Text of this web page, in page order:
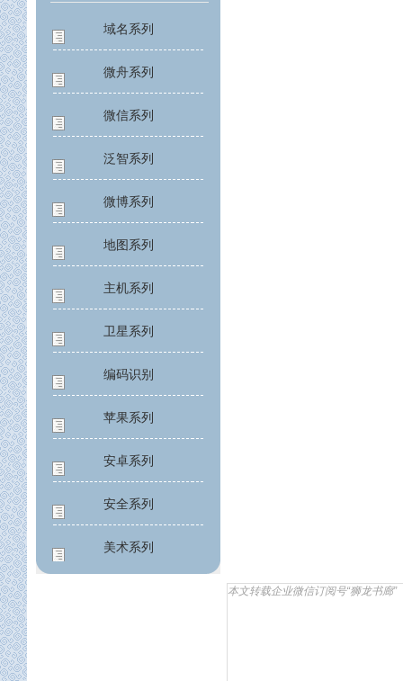
域名系列
微舟系列
微信系列
泛智系列
微博系列
地图系列
主机系列
卫星系列
编码识别
苹果系列
安卓系列
安全系列
美术系列
本文转载企业微信订阅号“狮龙书廊”